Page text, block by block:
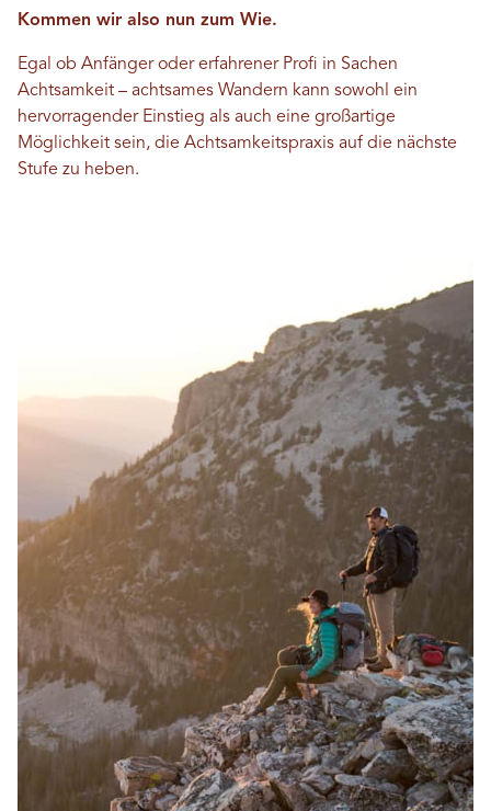
Kommen wir also nun zum Wie.
Egal ob Anfänger oder erfahrener Profi in Sachen
Achtsamkeit – achtsames Wandern kann sowohl ein
hervorragender Einstieg als auch eine großartige
Möglichkeit sein, die Achtsamkeitspraxis auf die nächste
Stufe zu heben.